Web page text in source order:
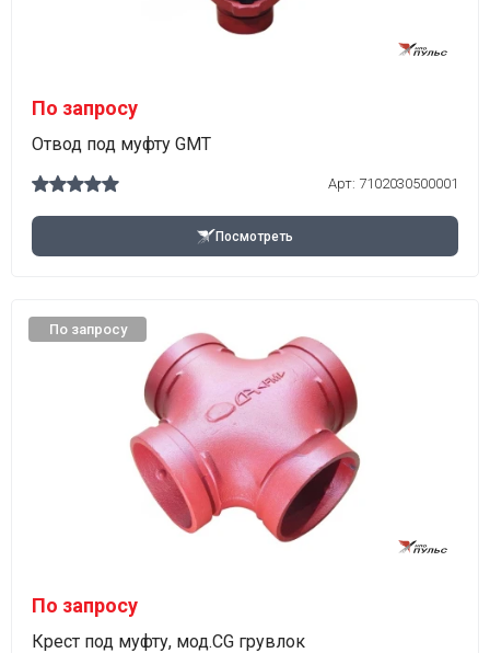
По запросу
Отвод под муфту GMT
Арт: 7102030500001
Посмотреть
По запросу
По запросу
Крест под муфту, мод.CG грувлок